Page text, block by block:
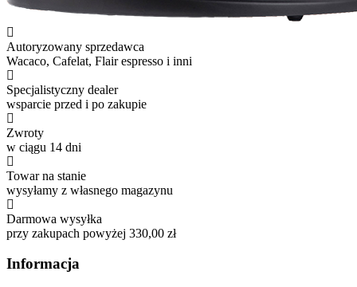
Autoryzowany sprzedawca
Wacaco, Cafelat, Flair espresso i inni
Specjalistyczny dealer
wsparcie przed i po zakupie
Zwroty
w ciągu 14 dni
Towar na stanie
wysyłamy z własnego magazynu
Darmowa wysyłka
przy zakupach powyżej 330,00 zł
Informacja